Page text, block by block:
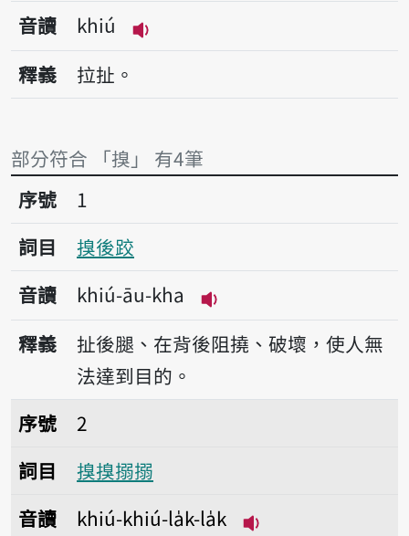
音讀
khiú
播放音讀khiú
釋義 拉扯。
部分符合 「搝」 有4筆
序號1搝後跤
序號
1
詞目
搝後跤
音讀
khiú-āu-kha
播放音讀khiú-āu-kha
釋義
扯後腿、在背後阻撓、破壞，使人無
法達到目的。
序號2搝搝搦搦
序號
2
詞目
搝搝搦搦
音讀
khiú-khiú-la̍k-la̍k